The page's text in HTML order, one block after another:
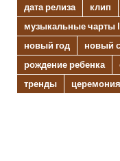
дата релиза
клип
музыкальные чарты
новый год
новый
рождение ребенка
тренды